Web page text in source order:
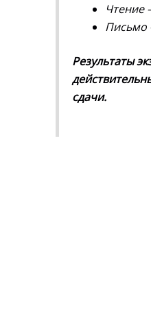
Чтение
Письмо
Результаты
сдачи.